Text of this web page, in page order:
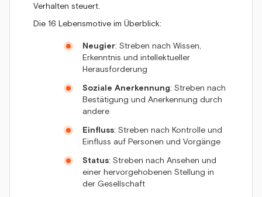
Verhalten steuert.
Die 16 Lebensmotive im Überblick:
Neugier: Streben nach Wissen,
Erkenntnis und intellektueller
Herausforderung
Soziale Anerkennung: Streben nach
Bestätigung und Anerkennung durch
andere
Einfluss: Streben nach Kontrolle und
Einfluss auf Personen und Vorgänge
Status: Streben nach Ansehen und
einer hervorgehobenen Stellung in
der Gesellschaft